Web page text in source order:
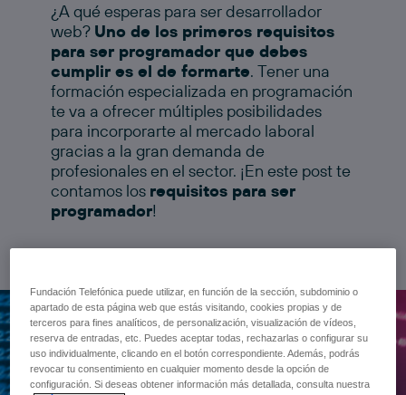
¿A qué esperas para ser desarrollador
web? Uno de los primeros requisitos
para ser programador que debes
cumplir es el de formarte. Tener una
formación especializada en programación
te va a ofrecer múltiples posibilidades
para incorporarte al mercado laboral
gracias a la gran demanda de
profesionales en el sector. ¡En este post te
contamos los requisitos para ser
programador!
Fundación Telefónica puede utilizar, en función de la sección, subdominio o
apartado de esta página web que estás visitando, cookies propias y de
terceros para fines analíticos, de personalización, visualización de vídeos,
reserva de entradas, etc. Puedes aceptar todas, rechazarlas o configurar su
uso individualmente, clicando en el botón correspondiente. Además, podrás
revocar tu consentimiento en cualquier momento desde la opción de
configuración. Si deseas obtener información más detallada, consulta nuestra